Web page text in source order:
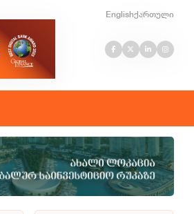
Englishქართული